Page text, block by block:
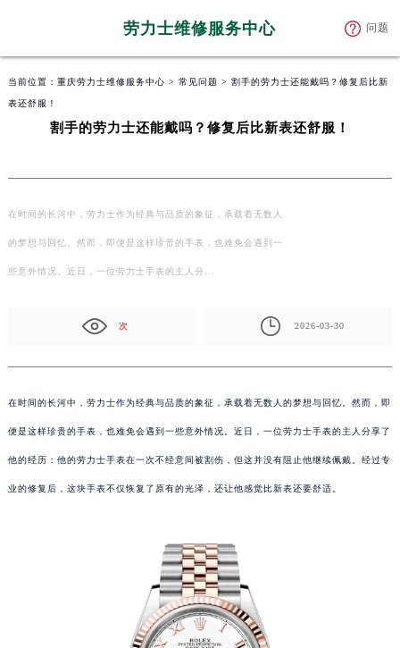
劳力士维修服务中心 问题
当前位置： 重庆劳力士维修服务中心 > 常见问题 > 割手的劳力士还能戴吗？修复后比新
表还舒服！
割手的劳力士还能戴吗？修复后比新表还舒服！
在时间的长河中，劳力士作为经典与品质的象征，承载着无数人
的梦想与回忆。然而，即便是这样珍贵的手表，也难免会遇到一
些意外情况。近日，一位劳力士手表的主人分…
次 2026-03-30
在时间的长河中，劳力士作为经典与品质的象征，承载着无数人的梦想与回忆。然而，即
便是这样珍贵的手表，也难免会遇到一些意外情况。近日，一位劳力士手表的主人分享了
他的经历：他的劳力士手表在一次不经意间被割伤，但这并没有阻止他继续佩戴。经过专
业的修复后，这块手表不仅恢复了原有的光泽，还让他感觉比新表还要舒适。